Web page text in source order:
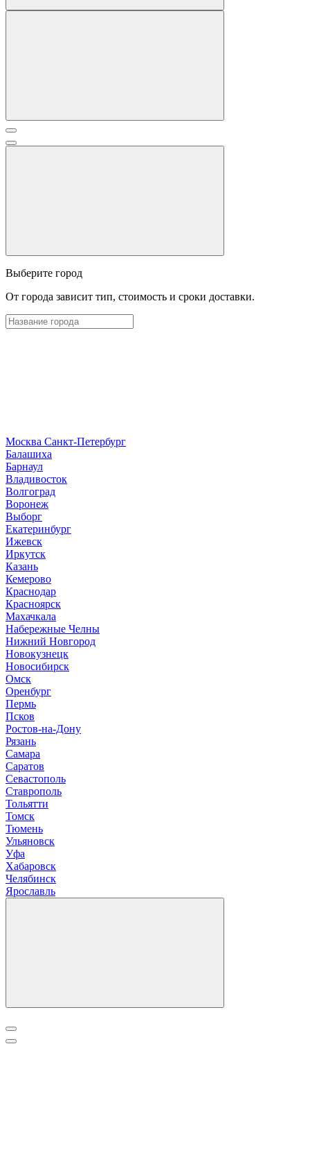
Выберите город
От города зависит тип, стоимость и сроки доставки.
Москва Санкт-Петербург
Балашиха
Барнаул
Владивосток
Волгоград
Воронеж
Выборг
Екатеринбург
Ижевск
Иркутск
Казань
Кемерово
Краснодар
Красноярск
Махачкала
Набережные Челны
Нижний Новгород
Новокузнецк
Новосибирск
Омск
Оренбург
Пермь
Псков
Ростов-на-Дону
Рязань
Самара
Саратов
Севастополь
Ставрополь
Тольятти
Томск
Тюмень
Ульяновск
Уфа
Хабаровск
Челябинск
Ярославль